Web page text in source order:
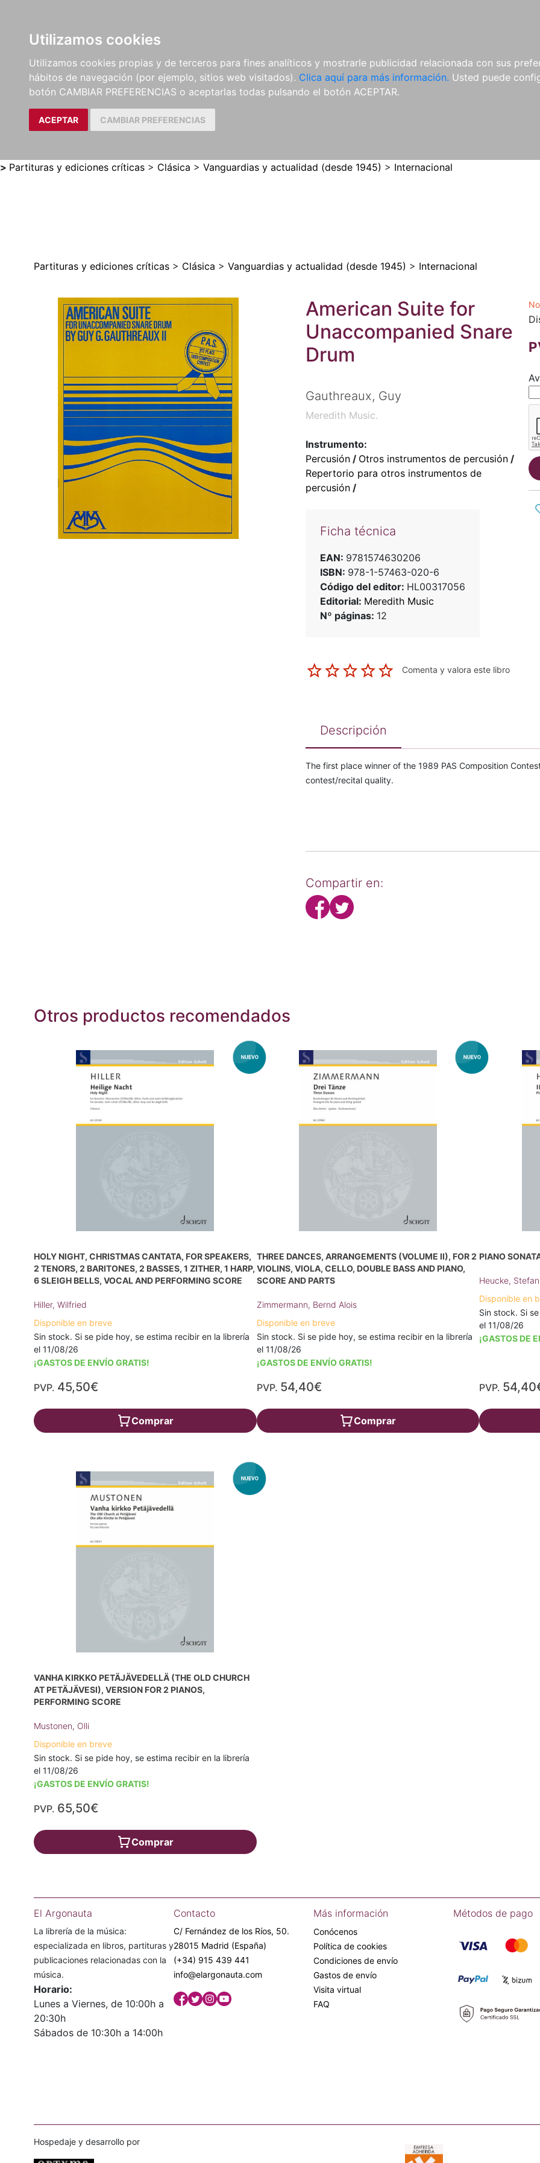
Utilizamos cookies
Utilizamos cookies propias y de terceros para fines analíticos y mostrarle publicidad relacionada con sus
hábitos de navegación (por ejemplo, sitios web visitados). Clica aquí para más información. Usted puede
botón CAMBIAR PREFERENCIAS o aceptarlas todas pulsando el botón ACEPTAR.
ACEPTAR CAMBIAR PREFERENCIAS
LIBROS
MÉTODOS Y
EJERCICIOS
PARTITURAS Y EDICIONES
CRÍTICAS
REVISTAS
CDS Y
DVDS
MATERIAL
COMPLEMENTARIO
> Partituras y ediciones críticas > Clásica > Vanguardias y actualidad (desde 1945) > Internacional
Partituras y ediciones críticas > Clásica > Vanguardias y actualidad (desde 1945) > Internacional
American Suite for
Unaccompanied Snare
Drum
Gauthreaux, Guy
Meredith Music.
Instrumento:
Percusión/ Otros instrumentos de percusión/
Repertorio para otros instrumentos de
percusión/
Ficha técnica
EAN: 9781574630206
ISBN: 978-1-57463-020-6
Código del editor: HL00317056
Editorial: Meredith Music
Nº páginas: 12
Comenta y valora este libro
Descripción
The first place winner of the 1989 PAS Composition
contest/recital quality.
Compartir en:
Otros productos recomendados
HOLY NIGHT, CHRISTMAS CANTATA, FOR SPEAKERS,
2 TENORS, 2 BARITONES, 2 BASSES, 1 ZITHER, 1 HARP,
6 SLEIGH BELLS, VOCAL AND PERFORMING SCORE
Hiller, Wilfried
Disponible en breve
Sin stock. Si se pide hoy, se estima recibir en la librería
el 11/08/26
¡GASTOS DE ENVÍO GRATIS!
PVP. 45,50€
Comprar
THREE DANCES, ARRANGEMENTS (VOLUME II), FOR 2
VIOLINS, VIOLA, CELLO, DOUBLE BASS AND PIANO,
SCORE AND PARTS
Zimmermann, Bernd Alois
Disponible en breve
Sin stock. Si se pide hoy, se estima recibir en la librería
el 11/08/26
¡GASTOS DE ENVÍO GRATIS!
PVP. 54,40€
Comprar
PIANO
Heucke, Stefan
Disponible en
Sin stock. Si
el 11/08/26
¡GASTOS DE
PVP.
VANHA KIRKKO PETÄJÄVEDELLÄ (THE OLD CHURCH
AT PETÄJÄVESI), VERSION FOR 2 PIANOS,
PERFORMING SCORE
Mustonen, Olli
Disponible en breve
Sin stock. Si se pide hoy, se estima recibir en la librería
el 11/08/26
¡GASTOS DE ENVÍO GRATIS!
PVP. 65,50€
Comprar
El Argonauta
La librería de la música:
especializada en libros, partituras y
publicaciones relacionadas con la
música.
Horario:
Lunes a Viernes, de 10:00h a
20:30h
Sábados de 10:30h a 14:00h
Contacto
C/ Fernández de los Ríos, 50.
28015 Madrid (España)
(+34) 915 439 441
info@elargonauta.com
Más información
Conócenos
Política de cookies
Condiciones de envío
Gastos de envío
Visita virtual
FAQ
Métodos de pago
Hospedaje y desarrollo por